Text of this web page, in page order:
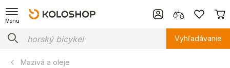
Menu
Vyhľadávanie
Mazivá a oleje